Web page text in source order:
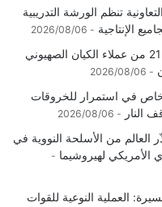
تنظم الورشة التدريبية
الإنتاجية
2026/08/06
إيران: القبض على 21 من عملاء الكيان الصهيوني
2026/08/06
إصابة 8 أشخاص في استمرار للخروقات
النار
2026/08/06
العالم من الأسلحة النووية في
لهيروشيما
العملية النوعية للقوات